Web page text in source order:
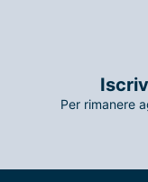
Per rimanere